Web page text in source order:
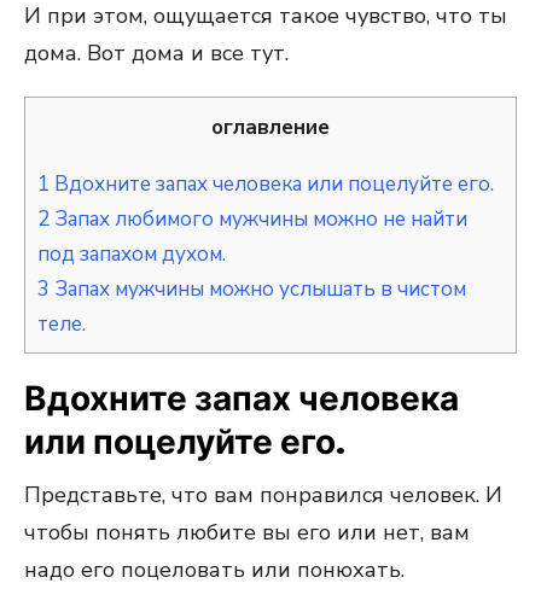
И при этом, ощущается такое чувство, что ты
дома. Вот дома и все тут.
оглавление
1 Вдохните запах человека или поцелуйте его.
2 Запах любимого мужчины можно не найти
под запахом духом.
3 Запах мужчины можно услышать в чистом
теле.
Вдохните запах человека
или поцелуйте его.
Представьте, что вам понравился человек. И
чтобы понять любите вы его или нет, вам
надо его поцеловать или понюхать.